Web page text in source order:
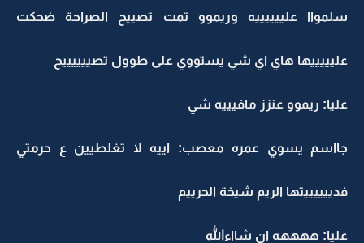
سلمواا علييييييه وريموو تمت تصييح الصراحة ضحكت
عليييييها هاي اي شي يستووي على طوول تصييييييح
عليا: ريموو عنزز مافيييه شي
جااسم يسوي عمره معصب: اييه لا تغلطيين ع حرمتي
فدييييييتها الريم شيخة الحرييم
عليا: ههههه ان شااءالله